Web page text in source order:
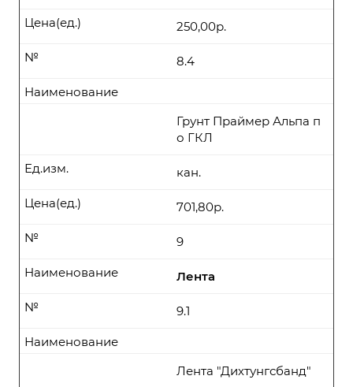
250,00р.
Цена(ед.)
8.4
№
Наименование
Грунт Праймер Альпа п
о ГКЛ
кан.
Ед.изм.
701,80р.
Цена(ед.)
9
№
Лента
Наименование
9.1
№
Наименование
Лента "Дихтунгсбанд"